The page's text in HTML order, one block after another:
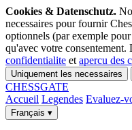
Cookies & Datenschutz.
necessaires pour fournir
optionnels (par exemple
qu'avec votre consentement.
confidentialite et apercu des
Uniquement les necessaires
CHESSGATE
Accueil Legendes Evaluez-
Français ▾